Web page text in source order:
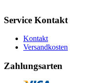
Service Kontakt
Kontakt
Versandkosten
Zahlungsarten